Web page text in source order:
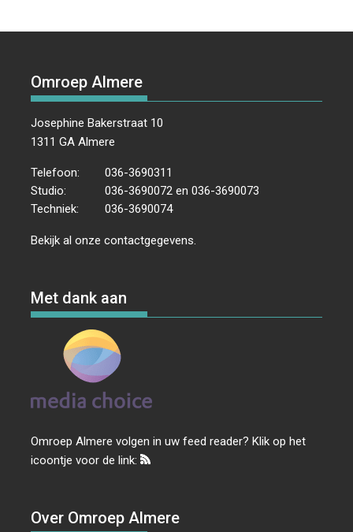
Omroep Almere
Josephine Bakerstraat 10
1311 GA Almere
Telefoon:
036-3690311
Studio:
036-3690072 en 036-3690073
Techniek:
036-3690074
Bekijk al onzecontactgegevens
Met dank aan
Omroep Almere volgen in uw feed reader? Klik op het
icoontje voor de link:
Over Omroep Almere